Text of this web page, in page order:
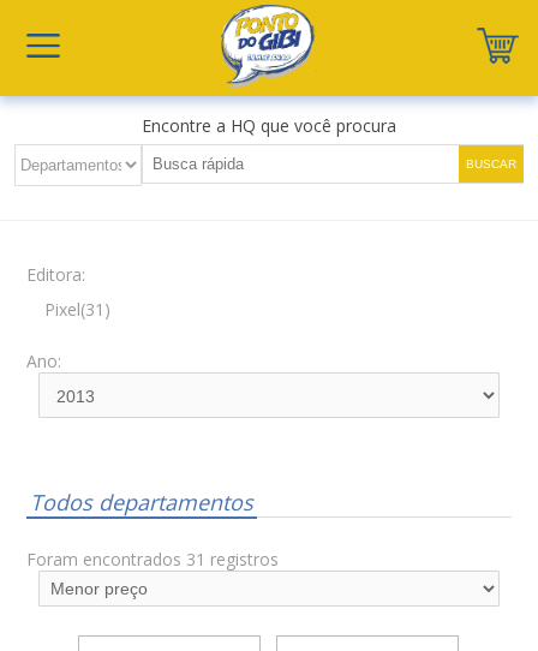
Encontre a HQ que você procura
Editora:
Pixel(31)
Ano:
Todos departamentos
Foram encontrados 31 registros